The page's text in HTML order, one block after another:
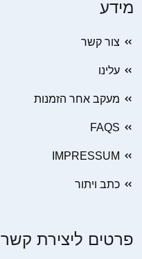
מידע
צור קשר
עלינו
מעקב אחר הזמנות
FAQS
IMPRESSUM
כתב ויתור
פרטים ליצירת קשר